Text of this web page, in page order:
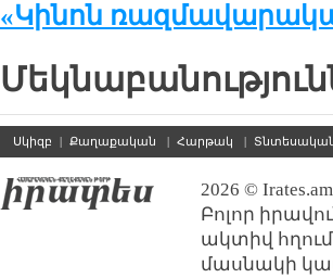
«Կինոն
Սկիզբ | Քաղաքական | Հարթակ |
2026 © Irates.am
Բոլոր
ակտիվ
մասնակի